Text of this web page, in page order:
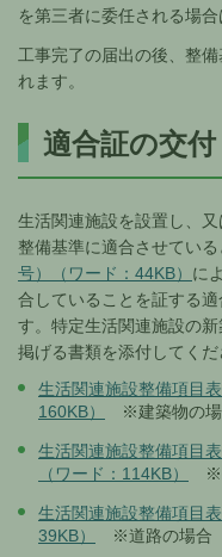
を第三者に委任される場
工事完了の届出の後、整
れます。
適合証の交付
生活関連施設を設置し、
整備基準に適合させている
号）（ワード：44KB） に
合していることを証する
す。特定生活関連施設の
掲げる書類を添付してくだ
生活関連施設整備項目
160KB）
※建築物の場
生活関連施設整備項目
（ワード：114KB）
※
生活関連施設整備項目
39KB）
※道路の場合